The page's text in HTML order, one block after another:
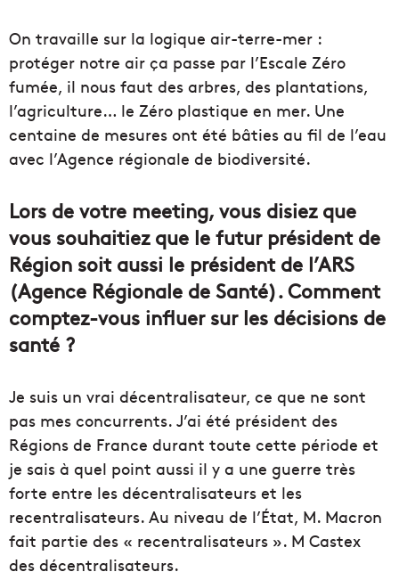
On travaille sur la logique air-terre-mer :
protéger notre air ça passe par l’Escale Zéro
fumée, il nous faut des arbres, des plantations,
l’agriculture… le Zéro plastique en mer. Une
centaine de mesures ont été bâties au fil de l’eau
avec l’Agence régionale de biodiversité.
Lors de votre meeting, vous disiez que
vous souhaitiez que le futur président de
Région soit aussi le président de l’ARS
(Agence Régionale de Santé). Comment
comptez-vous influer sur les décisions de
santé ?
Je suis un vrai décentralisateur, ce que ne sont
pas mes concurrents. J’ai été président des
Régions de France durant toute cette période et
je sais à quel point aussi il y a une guerre très
forte entre les décentralisateurs et les
recentralisateurs. Au niveau de l’État, M. Macron
fait partie des « recentralisateurs ». M Castex
des décentralisateurs.